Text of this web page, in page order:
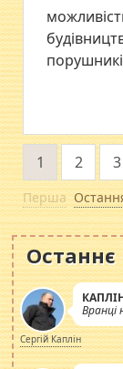
Перша
1 2 3
Останнє
Вранці
Сергій Каплін